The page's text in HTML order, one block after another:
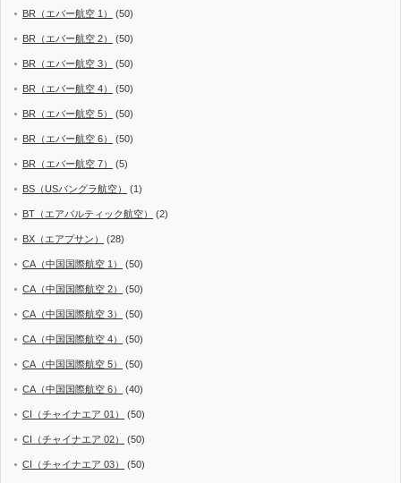
BR（エバー航空 1） (50)
BR（エバー航空 2） (50)
BR（エバー航空 3） (50)
BR（エバー航空 4） (50)
BR（エバー航空 5） (50)
BR（エバー航空 6） (50)
BR（エバー航空 7） (5)
BS（USバングラ航空） (1)
BT（エアバルティック航空） (2)
BX（エアプサン） (28)
CA（中国国際航空 1） (50)
CA（中国国際航空 2） (50)
CA（中国国際航空 3） (50)
CA（中国国際航空 4） (50)
CA（中国国際航空 5） (50)
CA（中国国際航空 6） (40)
CI（チャイナエア 01） (50)
CI（チャイナエア 02） (50)
CI（チャイナエア 03） (50)